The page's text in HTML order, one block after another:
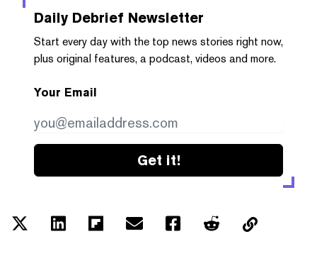
Daily Debrief Newsletter
Start every day with the top news stories right now,
plus original features, a podcast, videos and more.
Your Email
Get it!